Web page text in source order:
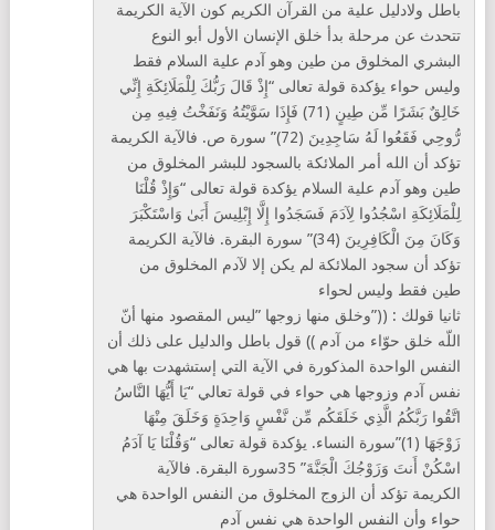
باطل ولادليل علية من القرآن الكريم كون الآية الكريمة
تتحدث عن مرحلة بدأ خلق الإنسان الأول أبو النوع
البشري المخلوق من طين وهو آدم علية السلام فقط
وليس حواء يؤكدة قولة تعالى “إِذْ قَالَ رَبُّكَ لِلْمَلَائِكَةِ إِنِّي
خَالِقٌ بَشَرًا مِّن طِينٍ (71) فَإِذَا سَوَّيْتُهُ وَنَفَخْتُ فِيهِ مِن
رُّوحِي فَقَعُوا لَهُ سَاجِدِينَ (72)” سورة ص. فالآية الكريمة
تؤكد أن الله أمر الملائكة بالسجود للبشر المخلوق من
طين وهو آدم علية السلام يؤكدة قولة تعالى “وَإِذْ قُلْنَا
لِلْمَلَائِكَةِ اسْجُدُوا لِآدَمَ فَسَجَدُوا إِلَّا إِبْلِيسَ أَبَىٰ وَاسْتَكْبَرَ
وَكَانَ مِنَ الْكَافِرِينَ (34)” سورة البقرة. فالآية الكريمة
تؤكد أن سجود الملائكة لم يكن إلا لآدم المخلوق من
طين فقط وليس لحواء
ثانيا قولك : ((”وخلق منها زوجها ”ليس المقصود منها أنّ
اللّه خلق حوّاء من آدم )) قول باطل والدليل على ذلك أن
النفس الواحدة المذكورة في الآية التي إستشهدت بها هي
نفس آدم وزوجها هي حواء في قولة تعالي “يَا أَيُّهَا النَّاسُ
اتَّقُوا رَبَّكُمُ الَّذِي خَلَقَكُم مِّن نَّفْسٍ وَاحِدَةٍ وَخَلَقَ مِنْهَا
زَوْجَهَا (1)”سورة النساء. يؤكدة قولة تعالى “وَقُلْنَا يَا آدَمُ
اسْكُنْ أَنتَ وَزَوْجُكَ الْجَنَّةَ” 35سورة البقرة. فالآية
الكريمة تؤكد أن الزوج المخلوق من النفس الواحدة هي
حواء وأن النفس الواحدة هي نفس آدم